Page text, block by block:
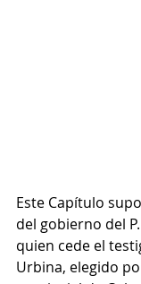
Este Capítulo
del gobierno del
quien cede el
Urbina, elegido